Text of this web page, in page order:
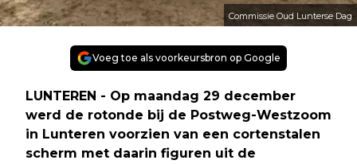
Commissie Oud Lunterse Dag
Voeg toe als voorkeursbron op Google
LUNTEREN - Op maandag 29 december
werd de rotonde bij de Postweg-Westzoom
in Lunteren voorzien van een cortenstalen
scherm met daarin figuren uit de